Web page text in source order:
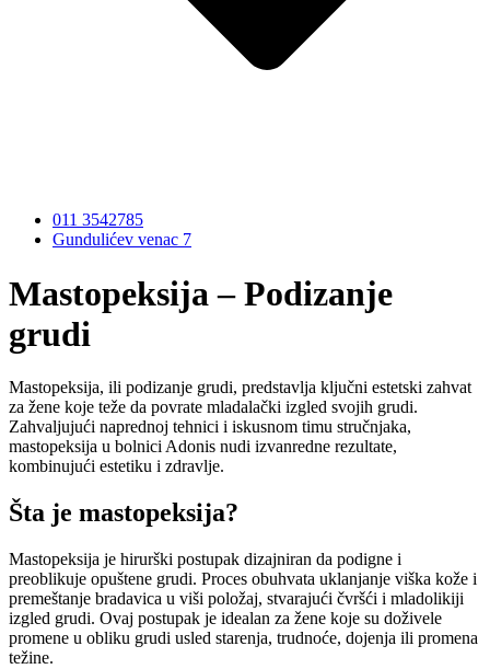
011 3542785
Gundulićev venac 7
Mastopeksija – Podizanje
grudi
Mastopeksija, ili podizanje grudi, predstavlja ključni estetski zahvat
za žene koje teže da povrate mladalački izgled svojih grudi.
Zahvaljujući naprednoj tehnici i iskusnom timu stručnjaka,
mastopeksija u bolnici Adonis nudi izvanredne rezultate,
kombinujući estetiku i zdravlje.
Šta je mastopeksija?
Mastopeksija je hirurški postupak dizajniran da podigne i
preoblikuje opuštene grudi. Proces obuhvata uklanjanje viška kože i
premeštanje bradavica u viši položaj, stvarajući čvršći i mladolikiji
izgled grudi. Ovaj postupak je idealan za žene koje su doživele
promene u obliku grudi usled starenja, trudnoće, dojenja ili promena
težine.